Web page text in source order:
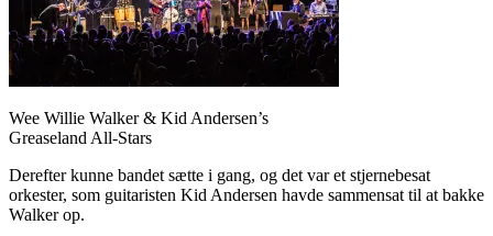
Wee Willie Walker & Kid Andersen’s
Greaseland All-Stars
Derefter kunne bandet sætte i gang, og det var et stjernebesat
orkester, som guitaristen Kid Andersen havde sammensat til at bakke
Walker op.